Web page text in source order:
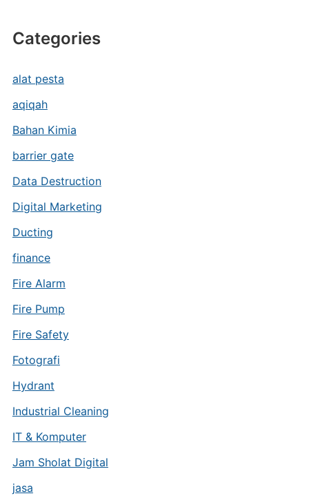
Categories
alat pesta
aqiqah
Bahan Kimia
barrier gate
Data Destruction
Digital Marketing
Ducting
finance
Fire Alarm
Fire Pump
Fire Safety
Fotografi
Hydrant
Industrial Cleaning
IT & Komputer
Jam Sholat Digital
jasa